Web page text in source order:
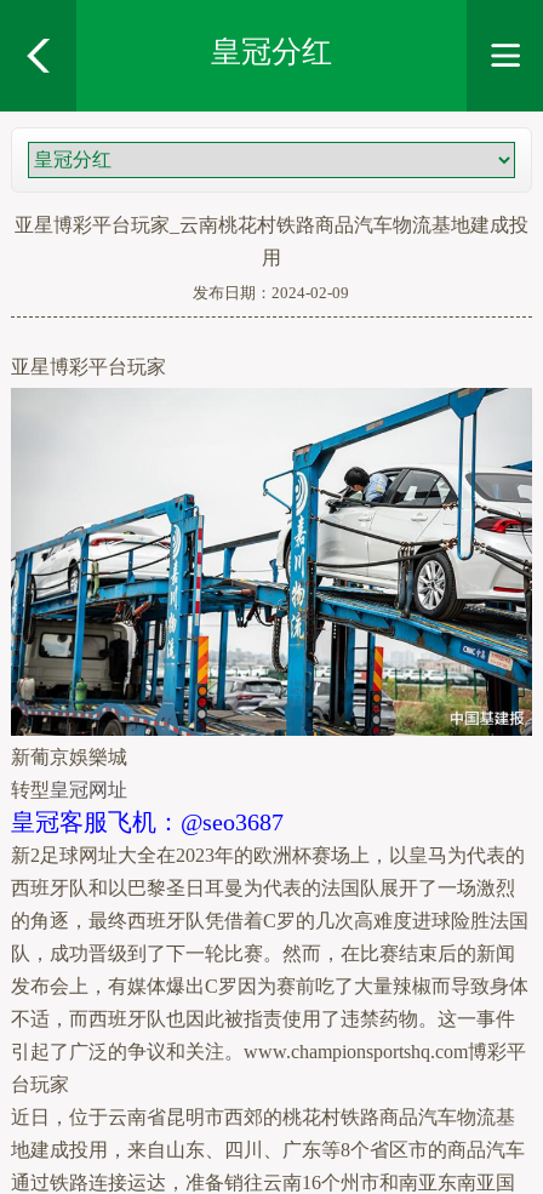
皇冠分红
亚星博彩平台玩家_云南桃花村铁路商品汽车物流基地建成投
用
发布日期：2024-02-09
亚星博彩平台玩家
新葡京娛樂城
转型皇冠网址
皇冠客服飞机：@seo3687
新2足球网址大全在2023年的欧洲杯赛场上，以皇马为代表的
西班牙队和以巴黎圣日耳曼为代表的法国队展开了一场激烈
的角逐，最终西班牙队凭借着C罗的几次高难度进球险胜法国
队，成功晋级到了下一轮比赛。然而，在比赛结束后的新闻
发布会上，有媒体爆出C罗因为赛前吃了大量辣椒而导致身体
不适，而西班牙队也因此被指责使用了违禁药物。这一事件
引起了广泛的争议和关注。www.championsportshq.com博彩平
台玩家
近日，位于云南省昆明市西郊的桃花村铁路商品汽车物流基
地建成投用，来自山东、四川、广东等8个省区市的商品汽车
通过铁路连接运达，准备销往云南16个州市和南亚东南亚国